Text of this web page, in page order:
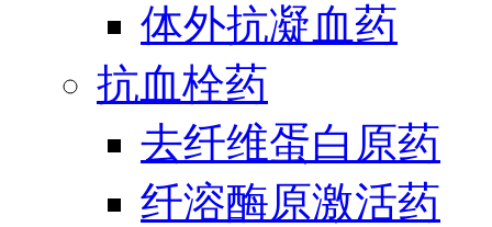
体外抗凝血药
抗血栓药
去纤维蛋白原药
纤溶酶原激活药